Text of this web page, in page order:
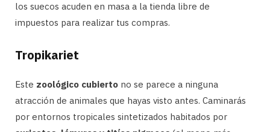
los suecos acuden en masa a la tienda libre de
impuestos para realizar tus compras.
Tropikariet
Este zoológico cubierto no se parece a ninguna
atracción de animales que hayas visto antes. Caminarás
por entornos tropicales sintetizados habitados por